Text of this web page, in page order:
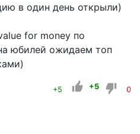
в один день открыли)
for money по
юбилей ожидаем топ
+5 +5 0